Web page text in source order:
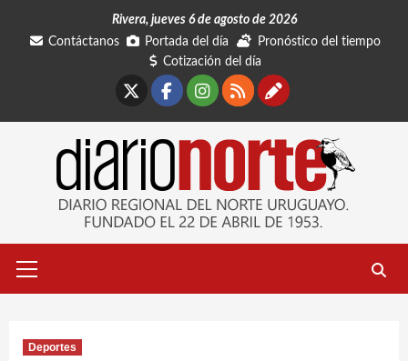
Rivera, jueves 6 de agosto de 2026
Contáctanos
Portada del día
Pronóstico del tiempo
Cotización del día
Facebook
Instagram
RSSContáctanos
primario
Deportes